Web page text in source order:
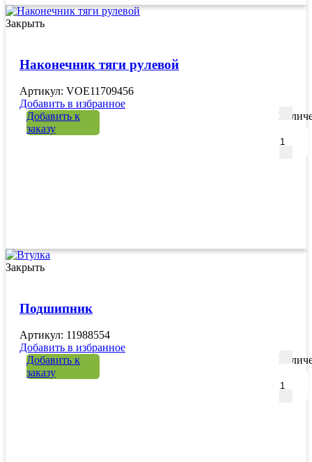
Закрыть
Наконечник тяги рулевой
Артикул: VOE11709456
Добавить в избранное
Добавить к
заказу
Закрыть
Подшипник
Артикул: 11988554
Добавить в избранное
Добавить к
заказу